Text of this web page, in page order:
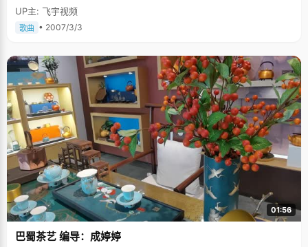
UP主: 飞宇视频
歌曲 • 2007/3/3
01:56
巴蜀茶艺 编导：成婷婷